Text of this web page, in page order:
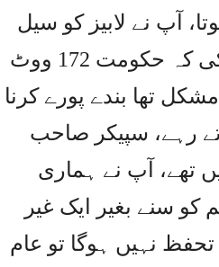
آپ نے لابیز کو سیل
کرنے کی درخواست کو نہیں مانا، آپ نے پوری کوشش کی کہ حکومت 172 ووٹ
تھا بندے پورے کرنا
رہے، سپیکر صاحب
وزیراعظم کے پاس 172 ووٹ نہیں تھے، آپ نے ہماری
کو سنے بغیر ایک غیر
نہیں ہوگا تو عام